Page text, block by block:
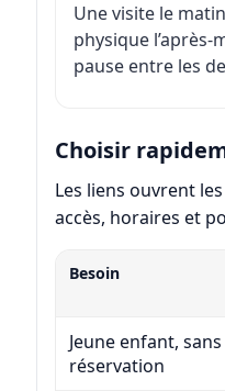
Une visite le
physique
pause entre les
Choisir
Les liens ouvrent
accès, horaires et
Besoin
Jeune enfant, sans
réservation